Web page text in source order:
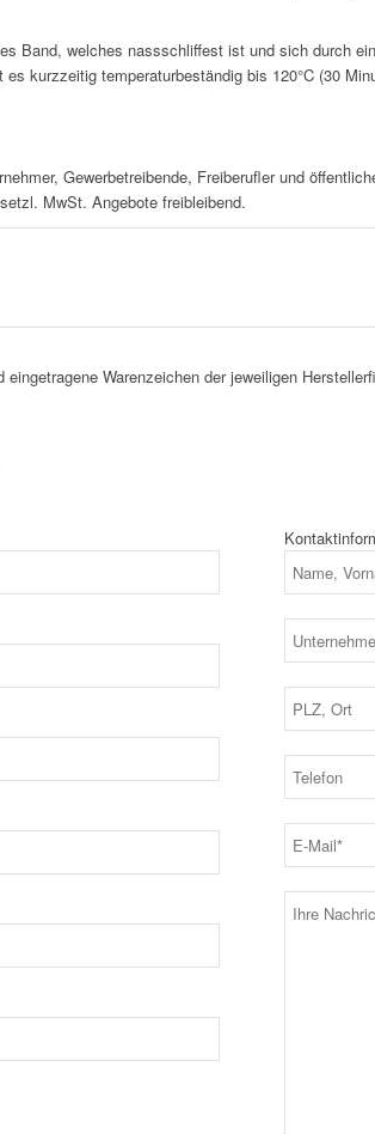
Band, welches nassschliffest ist und sich durch
kurzzeitig temperaturbeständig bis 120°C (30
Gewerbetreibende, Freiberufler und
MwSt. Angebote freibleibend.
Warenzeichen der jeweiligen